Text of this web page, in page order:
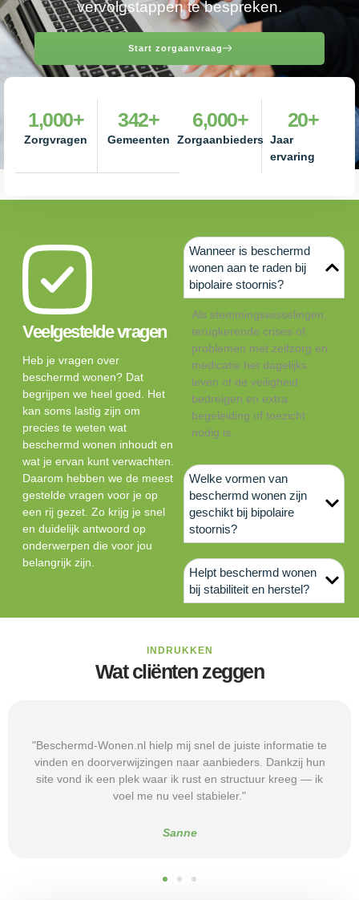
vervolgstappen te bespreken.
Start zorgaanvraag
Zorgvragen
1,000+
Gemeenten
342+
Zorgaanbieders
6,000+
Jaar
ervaring
20+
Veelgestelde vragen
Heb je vragen over
beschermd wonen? Dat
begrijpen we heel goed. Het
kan soms lastig zijn om
precies te weten wat
beschermd wonen inhoudt en
wat je ervan kunt verwachten.
Daarom hebben we de meest
gestelde vragen voor je op
een rij gezet. Zo krijg je snel
en duidelijk antwoord op
onderwerpen die voor jou
belangrijk zijn.
Wanneer is beschermd
wonen aan te raden bij
bipolaire stoornis?
Als stemmingswisselingen,
terugkerende crises of
problemen met zelfzorg en
medicatie het dagelijks
leven of de veiligheid
bedreigen en extra
begeleiding of toezicht
nodig is.
Welke vormen van
beschermd wonen zijn
geschikt bij bipolaire
stoornis?
Helpt beschermd wonen
bij stabiliteit en herstel?
INDRUKKEN
Wat cliënten zeggen
"Door de duidelijke uitleg op Beschermd-Wonen.nl wist ik
precies welke vragen ik moest stellen tijdens
intakegesprekken. Daardoor kwam ik bij een aanbieder die
echt bij mij past. Mijn zelfstandigheid is flink verbeterd."
Alice